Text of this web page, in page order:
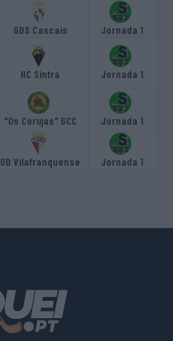
GDS Cascais Jornada 1
HC Sintra Jornada 1
"Os Corujas" GCC Jornada 1
UD Vilafranquense Jornada 1